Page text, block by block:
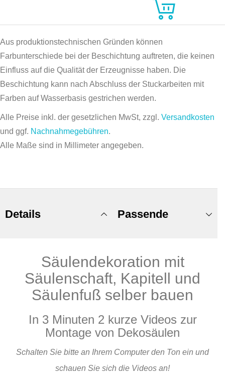
Aus produktionstechnischen Gründen können
Farbunterschiede bei der Beschichtung auftreten, die keinen
Einfluss auf die Qualität der Erzeugnisse haben. Die
Beschichtung kann nach Abschluss der Stuckarbeiten mit
Farben auf Wasserbasis gestrichen werden.
Alle Preise inkl. der gesetzlichen MwSt, zzgl. Versandkosten
und ggf. Nachnahmegebühren.
Alle Maße sind in Millimeter angegeben.
Details
Säulendekoration mit
Säulenschaft, Kapitell und
Säulenfuß selber bauen
In 3 Minuten 2 kurze Videos zur
Montage von Dekosäulen
Schalten Sie bitte an Ihrem Computer den Ton ein und
schauen Sie sich die Videos an!
Passende
Produkte